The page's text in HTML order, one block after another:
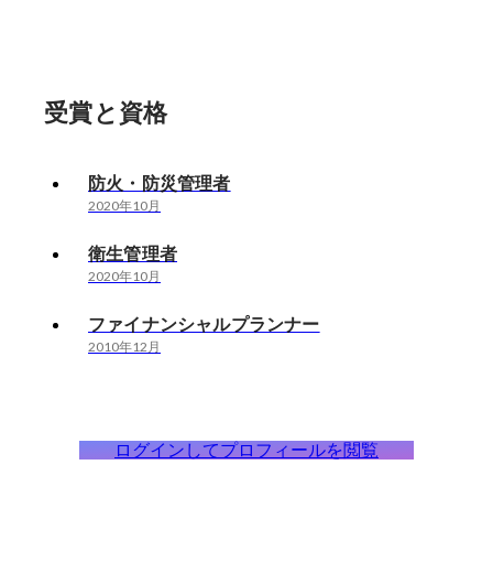
受賞と資格
防火・防災管理者
2020年10月
衛生管理者
2020年10月
ファイナンシャルプランナー
2010年12月
ログインしてプロフィールを閲覧